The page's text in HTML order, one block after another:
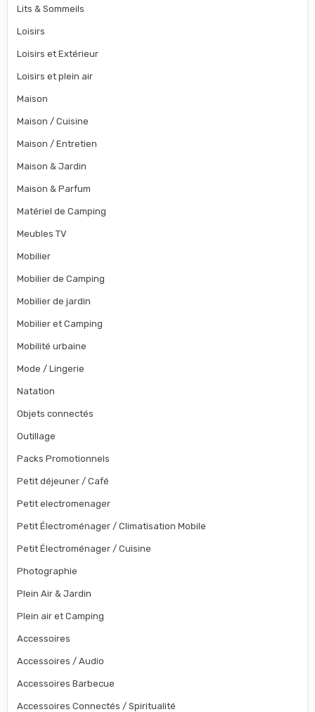
Lits & Sommeils
Loisirs
Loisirs et Extérieur
Loisirs et plein air
Maison
Maison / Cuisine
Maison / Entretien
Maison & Jardin
Maison & Parfum
Matériel de Camping
Meubles TV
Mobilier
Mobilier de Camping
Mobilier de jardin
Mobilier et Camping
Mobilité urbaine
Mode / Lingerie
Natation
Objets connectés
Outillage
Packs Promotionnels
Petit déjeuner / Café
Petit electromenager
Petit Électroménager / Climatisation Mobile
Petit Électroménager / Cuisine
Photographie
Plein Air & Jardin
Plein air et Camping
Accessoires
Accessoires / Audio
Accessoires Barbecue
Accessoires Connectés / Spiritualité